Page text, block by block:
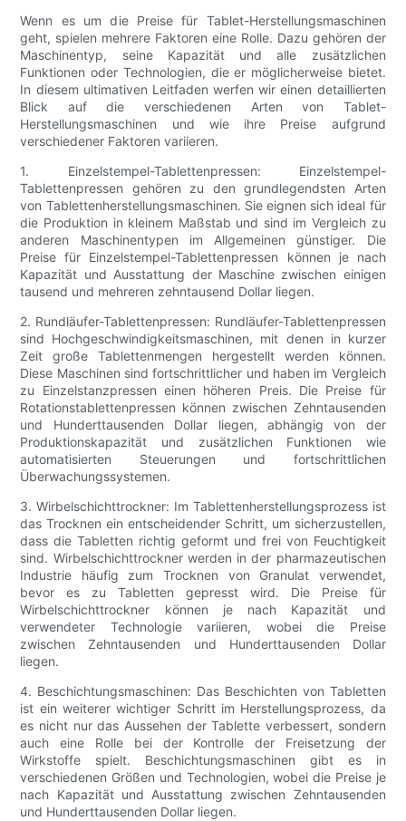
Wenn es um die Preise für Tablet-Herstellungsmaschinen
geht, spielen mehrere Faktoren eine Rolle. Dazu gehören der
Maschinentyp, seine Kapazität und alle zusätzlichen
Funktionen oder Technologien, die er möglicherweise bietet.
In diesem ultimativen Leitfaden werfen wir einen detaillierten
Blick auf die verschiedenen Arten von Tablet-
Herstellungsmaschinen und wie ihre Preise aufgrund
verschiedener Faktoren variieren.
1. Einzelstempel-Tablettenpressen: Einzelstempel-
Tablettenpressen gehören zu den grundlegendsten Arten
von Tablettenherstellungsmaschinen. Sie eignen sich ideal für
die Produktion in kleinem Maßstab und sind im Vergleich zu
anderen Maschinentypen im Allgemeinen günstiger. Die
Preise für Einzelstempel-Tablettenpressen können je nach
Kapazität und Ausstattung der Maschine zwischen einigen
tausend und mehreren zehntausend Dollar liegen.
2. Rundläufer-Tablettenpressen: Rundläufer-Tablettenpressen
sind Hochgeschwindigkeitsmaschinen, mit denen in kurzer
Zeit große Tablettenmengen hergestellt werden können.
Diese Maschinen sind fortschrittlicher und haben im Vergleich
zu Einzelstanzpressen einen höheren Preis. Die Preise für
Rotationstablettenpressen können zwischen Zehntausenden
und Hunderttausenden Dollar liegen, abhängig von der
Produktionskapazität und zusätzlichen Funktionen wie
automatisierten Steuerungen und fortschrittlichen
Überwachungssystemen.
3. Wirbelschichttrockner: Im Tablettenherstellungsprozess ist
das Trocknen ein entscheidender Schritt, um sicherzustellen,
dass die Tabletten richtig geformt und frei von Feuchtigkeit
sind. Wirbelschichttrockner werden in der pharmazeutischen
Industrie häufig zum Trocknen von Granulat verwendet,
bevor es zu Tabletten gepresst wird. Die Preise für
Wirbelschichttrockner können je nach Kapazität und
verwendeter Technologie variieren, wobei die Preise
zwischen Zehntausenden und Hunderttausenden Dollar
liegen.
4. Beschichtungsmaschinen: Das Beschichten von Tabletten
ist ein weiterer wichtiger Schritt im Herstellungsprozess, da
es nicht nur das Aussehen der Tablette verbessert, sondern
auch eine Rolle bei der Kontrolle der Freisetzung der
Wirkstoffe spielt. Beschichtungsmaschinen gibt es in
verschiedenen Größen und Technologien, wobei die Preise je
nach Kapazität und Ausstattung zwischen Zehntausenden
und Hunderttausenden Dollar liegen.